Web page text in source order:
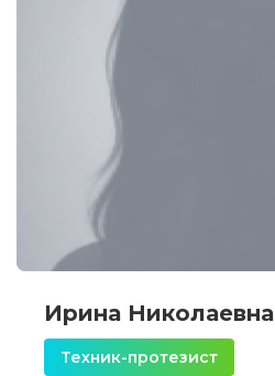
Ирина Николаевна
Техник-протезист